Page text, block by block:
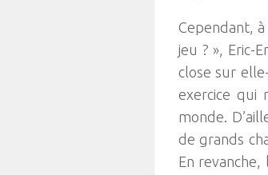
Cependant,
jeu ? », Eric-
close sur
exercice qui
monde.
de grands
En